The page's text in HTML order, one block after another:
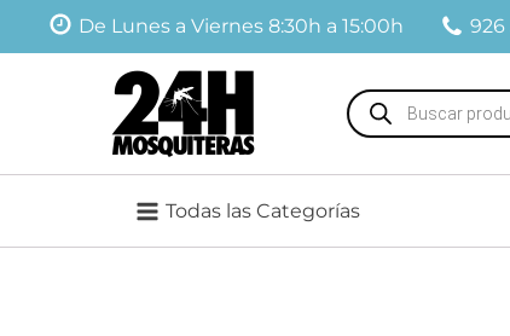
De Lunes a Viernes 8:30h a 15:00h 926
Búsqueda
de
Todas las Categorías